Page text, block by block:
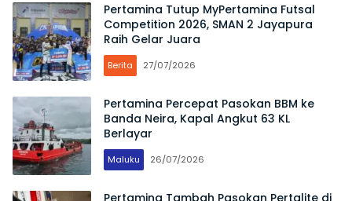
Pertamina Tutup MyPertamina Futsal
Competition 2026, SMAN 2 Jayapura
Raih Gelar Juara
Berita 27/07/2026
Pertamina Percepat Pasokan BBM ke
Banda Neira, Kapal Angkut 63 KL
Berlayar
Maluku 26/07/2026